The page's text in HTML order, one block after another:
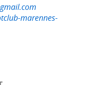
marennes-